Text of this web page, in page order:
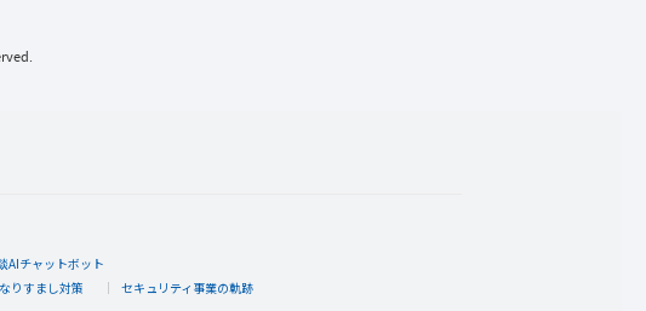
AIチャットボット
なりすまし対策 セキュリティ事業の軌跡